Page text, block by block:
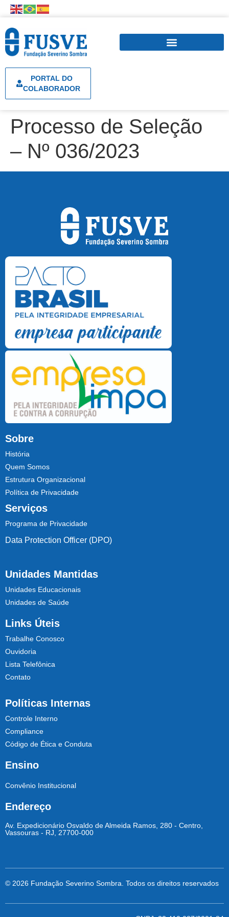
PORTAL DO
COLABORADOR
Processo de Seleção
– Nº 036/2023
Sobre
História
Quem Somos
Estrutura Organizacional
Política de Privacidade
Serviços
Programa de Privacidade
Data Protection Officer (DPO)
Unidades Mantidas
Unidades Educacionais
Unidades de Saúde
Links Úteis
Trabalhe Conosco
Ouvidoria
Lista Telefônica
Contato
Políticas Internas
Controle Interno
Compliance
Código de Ética e Conduta
Ensino
Convênio Institucional
Endereço
Av. Expedicionário Osvaldo de Almeida Ramos, 280 - Centro,
Vassouras - RJ, 27700-000
© 2026 Fundação Severino Sombra. Todos os direitos reservados